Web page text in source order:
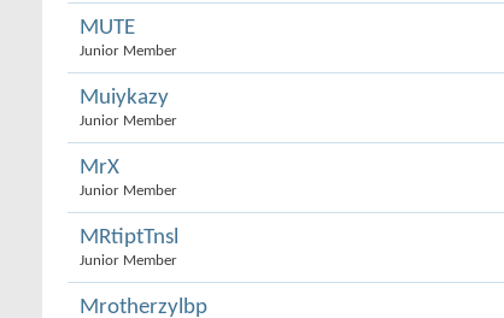
MUTE
Junior Member
Muiykazy
Junior Member
MrX
Junior Member
MRtiptTnsl
Junior Member
Mrotherzylbp